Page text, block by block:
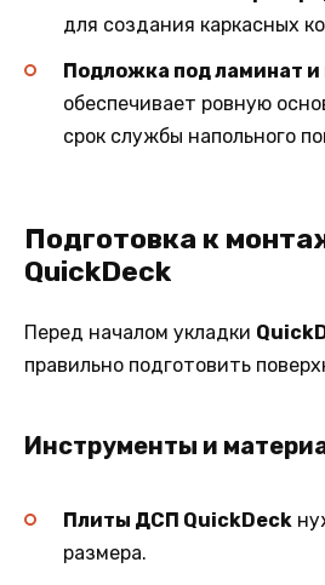
для создания каркасных
Подложка под ламинат и
обеспечивает ровную
срок службы напольного
Подготовка к
QuickDeck
Перед началом укладки
правильно подготовить
Инструменты и
Плиты ДСП QuickDeck
размера.